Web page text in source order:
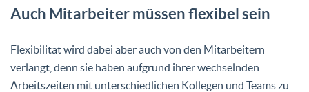
Auch Mitarbeiter müssen flexibel sein
Flexibilität wird dabei aber auch von den Mitarbeitern
verlangt, denn sie haben aufgrund ihrer wechselnden
Arbeitszeiten mit unterschiedlichen Kollegen und Teams zu